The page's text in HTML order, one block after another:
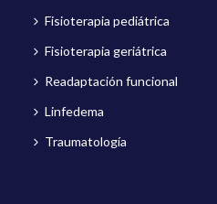
Fisioterapia pediátrica
Fisioterapia geriátrica
Readaptación funcional
Linfedema
Traumatología